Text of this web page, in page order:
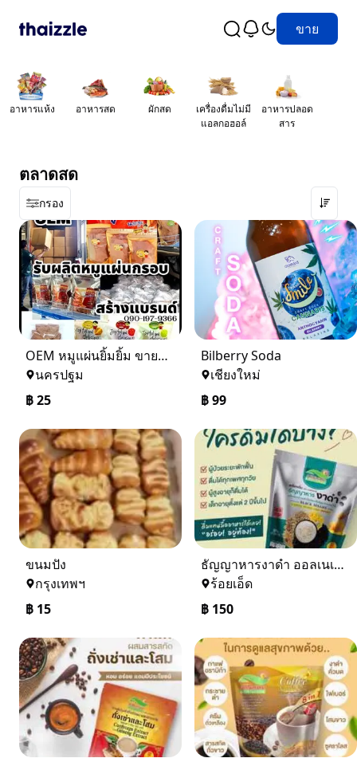
ขาย
อาหารแห้ง อาหารสด ผักสด
เครื่องดื่มไม่มี
แอลกอฮอล์
อาหารปลอด
สาร
ตลาดสด
กรอง
OEM หมูแผ่นยิ้มยิ้ม ขายสินค้าในแบลนด์คุณ
นครปฐม
฿25
Bilberry Soda
เชียงใหม่
฿99
ขนมปัง
กรุงเทพฯ
฿ 15
ธัญญาหารงาดำ​ ออลเนเจอร์​ ไม่ทานกาแฟก็หุ่นดีสุขภาพดีได้
ร้อยเอ็ด
฿ 150